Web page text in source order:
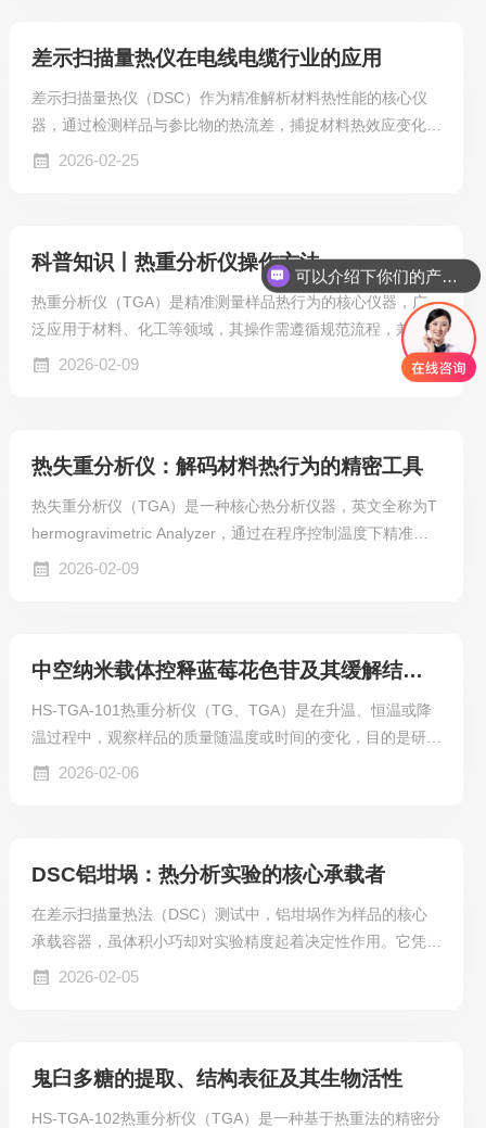
差示扫描量热仪在电线电缆行业的应用
差示扫描量热仪（DSC）作为精准解析材料热性能的核心仪
器，通过检测样品与参比物的热流差，捕捉材料热效应变化，
为电线电缆行业的质量管控、研发创新提供科学数据支撑，贯
2026-02-25
科普知识丨热重分析仪操作方法
热重分析仪（TGA）是精准测量样品热行为的核心仪器，广
泛应用于材料、化工等领域，其操作需遵循规范流程，兼顾数
据准确性与仪器安全，核心步骤分为样品准备、仪器调试、测
2026-02-09
热失重分析仪：解码材料热行为的精密工具
热失重分析仪（TGA）是一种核心热分析仪器，英文全称为T
hermogravimetric Analyzer，通过在程序控制温度下精准测
量物质质量随温度或时间的变化，揭示材料的物理与化学特
2026-02-09
中空纳米载体控释蓝莓花色苷及其缓解结肠炎功效研究
HS-TGA-101热重分析仪（TG、TGA）是在升温、恒温或降
温过程中，观察样品的质量随温度或时间的变化，目的是研究
材料的热稳定性和组份。广泛应用于塑料、橡胶、涂料、药
2026-02-06
DSC铝坩埚：热分析实验的核心承载者
在差示扫描量热法（DSC）测试中，铝坩埚作为样品的核心
承载容器，虽体积小巧却对实验精度起着决定性作用。它凭借
优异的材质特性与科学的结构设计，成为聚合物、制药、食品
2026-02-05
鬼臼多糖的提取、结构表征及其生物活性
HS-TGA-102热重分析仪（TGA）是一种基于热重法的精密分
可以介绍下你们的产品么？